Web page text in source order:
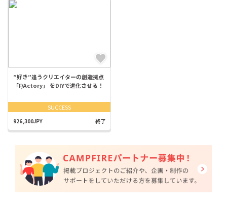
”好き”追うクリエイターの創造拠点
「F/Actory」 をDIYで進化させる！
SUCCESS
926,300JPY 終了